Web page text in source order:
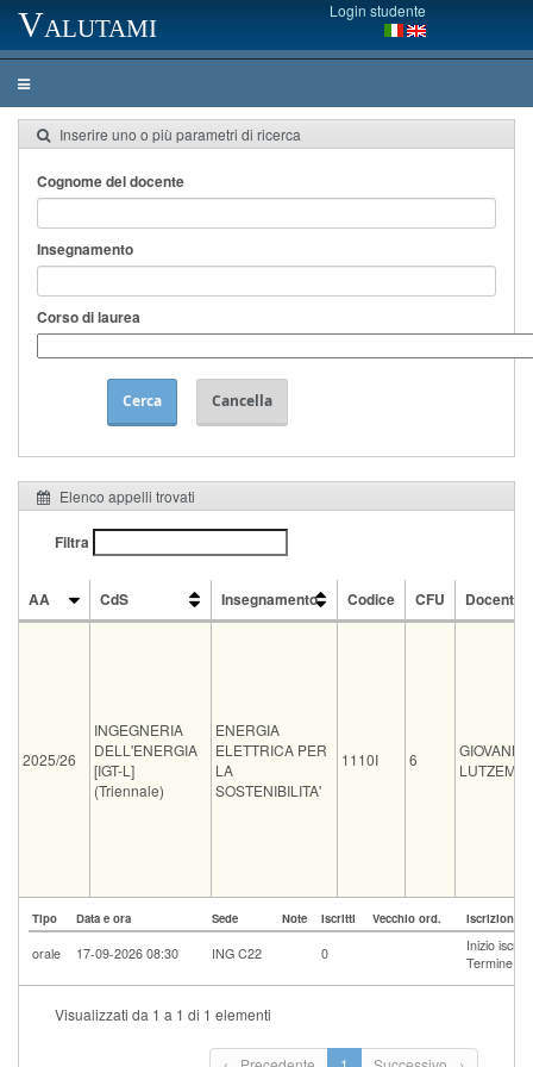
Valutami Login studente
Inserire uno o più parametri di ricerca
Cognome del docente
Insegnamento
Corso di laurea
Cerca Cancella
Elenco appelli trovati
Filtra
AA CdS Insegnamento Codice CFU
Docente
2025/26
INGEGNERIA
DELL'ENERGIA
[IGT-L]
(Triennale)
ENERGIA
ELETTRICA PER
LA
SOSTENIBILITA'
1110I 6
GIOVANNI
Tipo Data e ora Sede Note Iscritti Vecchio ord. Iscrizioni
orale 17-09-2026 08:30 ING C22 0
Inizio
Termine
Visualizzati da 1 a 1 di 1 elementi